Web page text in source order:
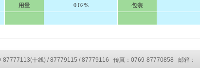
用量 0.02%
包装
十线) / 87779115 / 87779116 传真：0769-87770858 邮箱：